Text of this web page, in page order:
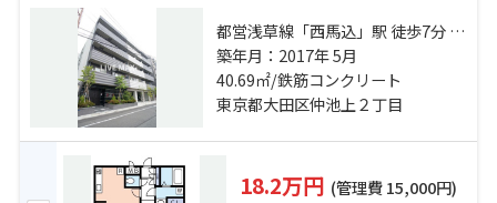
都営浅草線「西馬込」駅 徒歩7分 東
急池上線「池上」駅 徒歩17分 東急
池上線「久が原」駅 徒歩23分
築年月：2017年 5月
40.69㎡/鉄筋コンクリート
東京都大田区仲池上２丁目
18.2万円 (管理費 15,000円)